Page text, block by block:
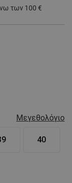
των 100 €
Μεγεθολόγιο
40